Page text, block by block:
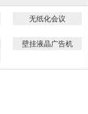
无纸化会议
壁挂液晶广告机